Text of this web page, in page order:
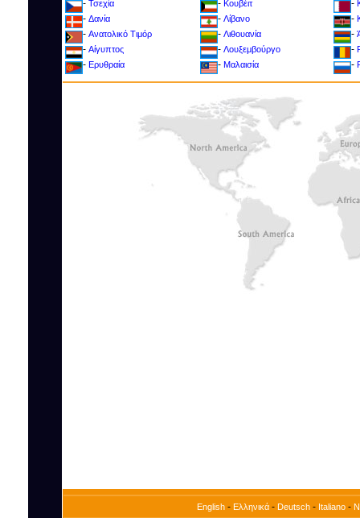
- Τσεχία
- Δανία
- Ανατολικό Τιμόρ
- Αίγυπτος
- Ερυθραία
- Κουβέιτ
- Λίβανο
- Λιθουανία
- Λουξεμβούργο
- Μαλαισία
-
-
-
-
-
English - Ελληνικά - Deutsch - Italiano -